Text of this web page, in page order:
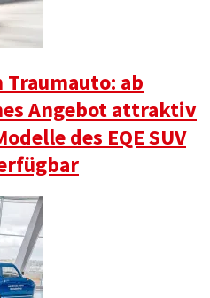
Traumauto: ab
Angebot attraktiv
des EQE SUV